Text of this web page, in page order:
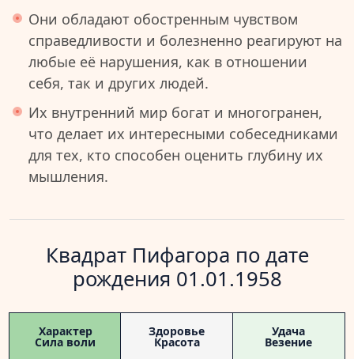
Они обладают обостренным чувством
справедливости и болезненно реагируют на
любые её нарушения, как в отношении
себя, так и других людей.
Их внутренний мир богат и многогранен,
что делает их интересными собеседниками
для тех, кто способен оценить глубину их
мышления.
Квадрат Пифагора по дате
рождения 01.01.1958
Характер
Сила воли
Здоровье
Красота
Удача
Везение